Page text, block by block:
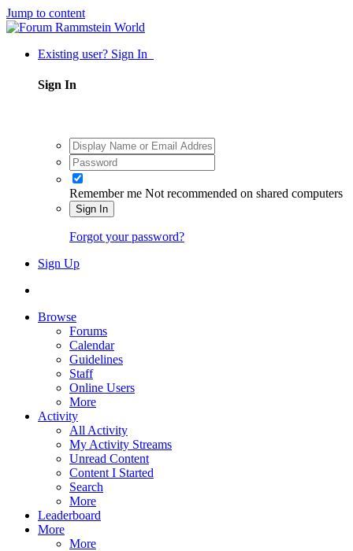
Jump to content
Existing user? Sign In
Sign In
Remember me Not recommended on shared computers
Sign In
Forgot your password?
Sign Up
Browse
Forums
Calendar
Guidelines
Staff
Online Users
More
Activity
All Activity
My Activity Streams
Unread Content
Content I Started
Search
More
Leaderboard
More
More